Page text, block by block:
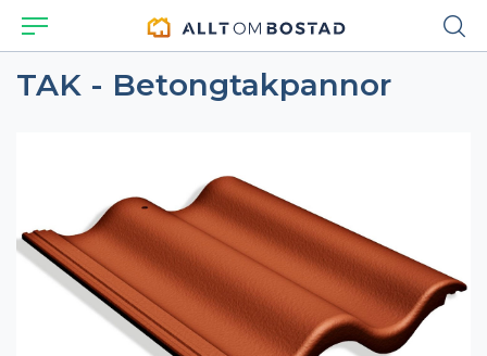
TAK - Betongtakpannor